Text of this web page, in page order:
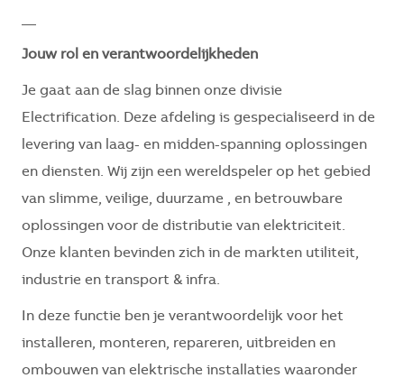
Jouw rol en verantwoordelijkheden
Je gaat aan de slag binnen onze divisie
Electrification. Deze afdeling is gespecialiseerd in de
levering van laag- en midden-spanning oplossingen
en diensten. Wij zijn een wereldspeler op het gebied
van slimme, veilige, duurzame , en betrouwbare
oplossingen voor de distributie van elektriciteit.
Onze klanten bevinden zich in de markten utiliteit,
industrie en transport & infra.
In deze functie ben je verantwoordelijk voor het
installeren, monteren, repareren, uitbreiden en
ombouwen van elektrische installaties waaronder